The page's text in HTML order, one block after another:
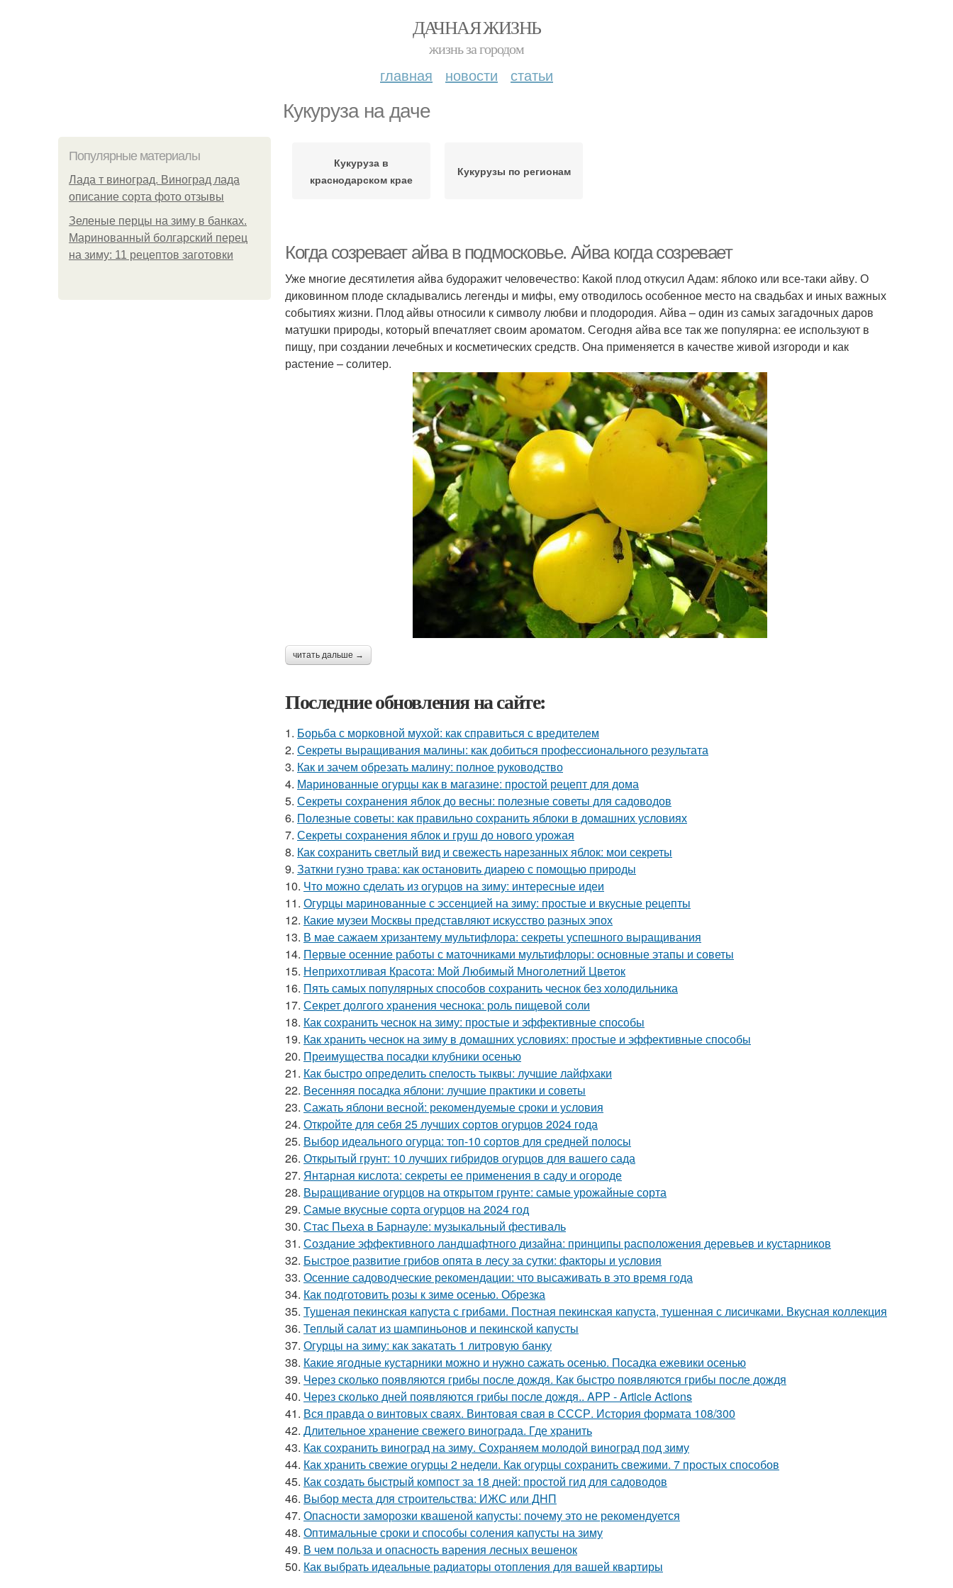
ДАЧНАЯ ЖИЗНЬ
жизнь за городом
главная новости статьи
Кукуруза на даче
Популярные материалы
Лада т виноград. Виноград лада
описание сорта фото отзывы
Зеленые перцы на зиму в банках.
Маринованный болгарский перец
на зиму: 11 рецептов заготовки
Кукуруза в
краснодарском крае
Кукурузы по регионам
Когда созревает айва в подмосковье. Айва когда созревает
Уже многие десятилетия айва будоражит человечество: Какой плод откусил Адам: яблоко или все-таки айву. О
диковинном плоде складывались легенды и мифы, ему отводилось особенное место на свадьбах и иных важных
событиях жизни. Плод айвы относили к символу любви и плодородия. Айва – один из самых загадочных даров
матушки природы, который впечатляет своим ароматом. Сегодня айва все так же популярна: ее используют в
пищу, при создании лечебных и косметических средств. Она применяется в качестве живой изгороди и как
растение – солитер.
читать дальше →
Последние обновления на сайте:
1. Борьба с морковной мухой: как справиться с вредителем
2. Секреты выращивания малины: как добиться профессионального результата
3. Как и зачем обрезать малину: полное руководство
4. Маринованные огурцы как в магазине: простой рецепт для дома
5. Секреты сохранения яблок до весны: полезные советы для садоводов
6. Полезные советы: как правильно сохранить яблоки в домашних условиях
7. Секреты сохранения яблок и груш до нового урожая
8. Как сохранить светлый вид и свежесть нарезанных яблок: мои секреты
9. Заткни гузно трава: как остановить диарею с помощью природы
10. Что можно сделать из огурцов на зиму: интересные идеи
11. Огурцы маринованные с эссенцией на зиму: простые и вкусные рецепты
12. Какие музеи Москвы представляют искусство разных эпох
13. В мае сажаем хризантему мультифлора: секреты успешного выращивания
14. Первые осенние работы с маточниками мультифлоры: основные этапы и советы
15. Неприхотливая Красота: Мой Любимый Многолетний Цветок
16. Пять самых популярных способов сохранить чеснок без холодильника
17. Секрет долгого хранения чеснока: роль пищевой соли
18. Как сохранить чеснок на зиму: простые и эффективные способы
19. Как хранить чеснок на зиму в домашних условиях: простые и эффективные способы
20. Преимущества посадки клубники осенью
21. Как быстро определить спелость тыквы: лучшие лайфхаки
22. Весенняя посадка яблони: лучшие практики и советы
23. Сажать яблони весной: рекомендуемые сроки и условия
24. Откройте для себя 25 лучших сортов огурцов 2024 года
25. Выбор идеального огурца: топ-10 сортов для средней полосы
26. Открытый грунт: 10 лучших гибридов огурцов для вашего сада
27. Янтарная кислота: секреты ее применения в саду и огороде
28. Выращивание огурцов на открытом грунте: самые урожайные сорта
29. Самые вкусные сорта огурцов на 2024 год
30. Стас Пьеха в Барнауле: музыкальный фестиваль
31. Создание эффективного ландшафтного дизайна: принципы расположения деревьев и кустарников
32. Быстрое развитие грибов опята в лесу за сутки: факторы и условия
33. Осенние садоводческие рекомендации: что высаживать в это время года
34. Как подготовить розы к зиме осенью. Обрезка
35. Тушеная пекинская капуста с грибами. Постная пекинская капуста, тушенная с лисичками. Вкусная коллекция
36. Теплый салат из шампиньонов и пекинской капусты
37. Огурцы на зиму: как закатать 1 литровую банку
38. Какие ягодные кустарники можно и нужно сажать осенью. Посадка ежевики осенью
39. Через сколько появляются грибы после дождя. Как быстро появляются грибы после дождя
40. Через сколько дней появляются грибы после дождя.. APP - Article Actions
41. Вся правда о винтовых сваях. Винтовая свая в СССР. История формата 108/300
42. Длительное хранение свежего винограда. Где хранить
43. Как сохранить виноград на зиму. Сохраняем молодой виноград под зиму
44. Как хранить свежие огурцы 2 недели. Как огурцы сохранить свежими. 7 простых способов
45. Как создать быстрый компост за 18 дней: простой гид для садоводов
46. Выбор места для строительства: ИЖС или ДНП
47. Опасности заморозки квашеной капусты: почему это не рекомендуется
48. Оптимальные сроки и способы соления капусты на зиму
49. В чем польза и опасность варения лесных вешенок
50. Как выбрать идеальные радиаторы отопления для вашей квартиры